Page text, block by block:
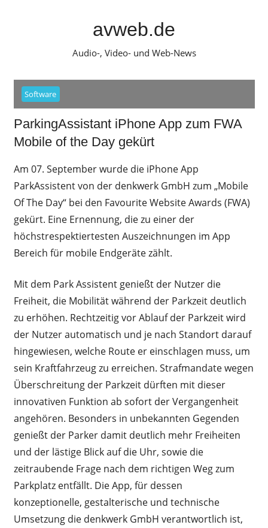
avweb.de
Audio-, Video- und Web-News
Software
ParkingAssistant iPhone App zum FWA
Mobile of the Day gekürt
Am 07. September wurde die iPhone App
ParkAssistent von der denkwerk GmbH zum „Mobile
Of The Day“ bei den Favourite Website Awards (FWA)
gekürt. Eine Ernennung, die zu einer der
höchstrespektiertesten Auszeichnungen im App
Bereich für mobile Endgeräte zählt.
Mit dem Park Assistent genießt der Nutzer die
Freiheit, die Mobilität während der Parkzeit deutlich
zu erhöhen. Rechtzeitig vor Ablauf der Parkzeit wird
der Nutzer automatisch und je nach Standort darauf
hingewiesen, welche Route er einschlagen muss, um
sein Kraftfahrzeug zu erreichen. Strafmandate wegen
Überschreitung der Parkzeit dürften mit dieser
innovativen Funktion ab sofort der Vergangenheit
angehören. Besonders in unbekannten Gegenden
genießt der Parker damit deutlich mehr Freiheiten
und der lästige Blick auf die Uhr, sowie die
zeitraubende Frage nach dem richtigen Weg zum
Parkplatz entfällt. Die App, für dessen
konzeptionelle, gestalterische und technische
Umsetzung die denkwerk GmbH verantwortlich ist,